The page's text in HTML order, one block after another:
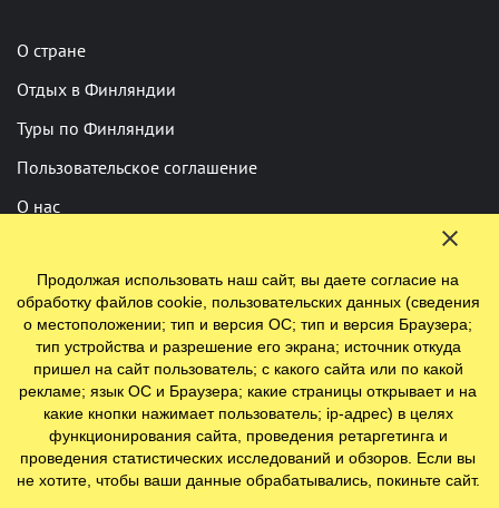
О стране
Отдых в Финляндии
Туры по Финляндии
Пользовательское соглашение
О нас
Политика конфиденциальности
Подпишитесь на нашу рассылку
Подписаться
Нашли опечатку? Выделите фрагмент и нажмите Ctrl+Enter
Продолжая использовать наш сайт, вы даете согласие на
обработку файлов cookie, пользовательских данных (сведения
о местоположении; тип и версия ОС; тип и версия Браузера;
тип устройства и разрешение его экрана; источник откуда
пришел на сайт пользователь; с какого сайта или по какой
рекламе; язык ОС и Браузера; какие страницы открывает и на
какие кнопки нажимает пользователь; ip-адрес) в целях
функционирования сайта, проведения ретаргетинга и
проведения статистических исследований и обзоров. Если вы
не хотите, чтобы ваши данные обрабатывались, покиньте сайт.